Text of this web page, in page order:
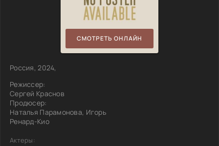
СМОТРЕТЬ ОНЛАЙН
Россия, 2024,
Режиссер:
Сергей Краснов
Продюсер:
Наталья Парамонова, Игорь
Ренард-Кио
Актеры: